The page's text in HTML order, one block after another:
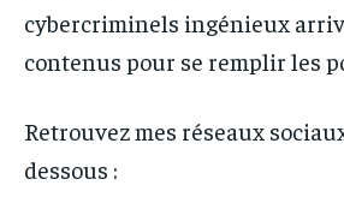
cybercriminels ingénieux
contenus pour se remplir les
Retrouvez mes réseaux
dessous :